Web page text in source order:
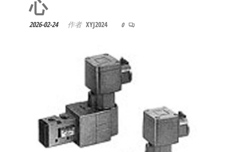
化零部
件，正品
保障，全
心
2026-02-24 作者 XYJ2024 0